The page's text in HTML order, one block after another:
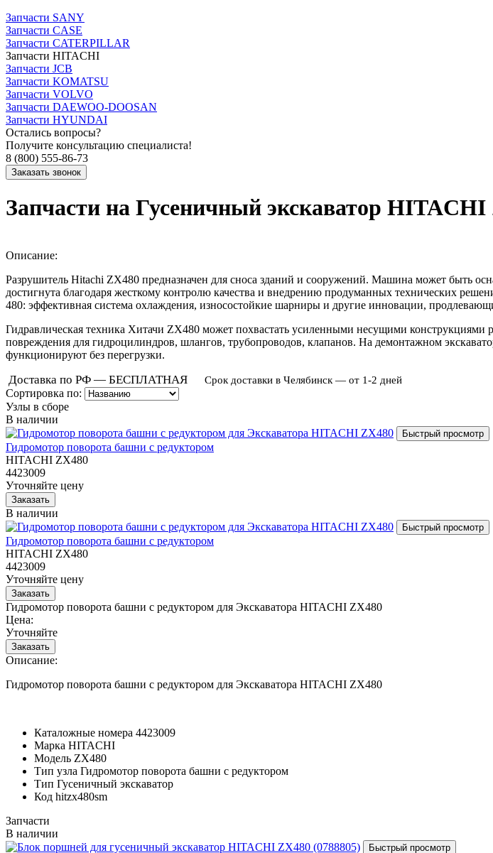
Запчасти SANY
Запчасти CASE
Запчасти CATERPILLAR
Запчасти HITACHI
Запчасти JCB
Запчасти KOMATSU
Запчасти VOLVO
Запчасти DAEWOO-DOOSAN
Запчасти HYUNDAI
Остались вопросы?
Получите консультацию специалиста!
8 (800) 555-86-73
Запчасти на Гусеничный экскаватор HITACHI
Описание:
Разрушитель Hitachi ZX480 предназначен для сноса зданий и сооружений. Машина может быть
достигнута благодаря жесткому контролю качества и внедрению продуманных технических
480: эффективная система охлаждения, износостойкие шарниры и другие инновации,
Гидравлическая техника Хитачи ZX480 может похвастать усиленными несущими
повреждения для гидроцилиндров, шлангов, трубопроводов, клапанов. На демонтажном
функционируют без перегрузки.
Доставка по РФ — БЕСПЛАТНАЯ Срок доставки в Челябинск — от 1-2 дней
Сортировка по:
Узлы в сборе
В наличии
Гидромотор поворота башни с редуктором
HITACHI ZX480
4423009
Уточняйте цену
В наличии
Гидромотор поворота башни с редуктором
HITACHI ZX480
4423009
Уточняйте цену
Гидромотор поворота башни с редуктором для Экскаватора HITACHI ZX480
Цена:
Уточняйте
Описание:
Гидромотор поворота башни с редуктором для Экскаватора HITACHI ZX480
Каталожные номера 4423009
Марка HITACHI
Модель ZX480
Тип узла Гидромотор поворота башни с редуктором
Тип Гусеничный экскаватор
Код hitzx480sm
Запчасти
В наличии